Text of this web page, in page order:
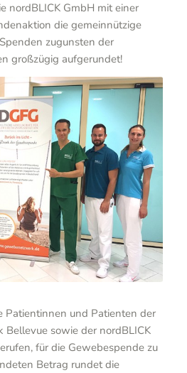
nordBLICK GmbH mit einer
die gemeinnützige
zugunsten der
großzügig aufgerundet!
Holland (3. von
Leiter der
Bellevue,
die Spendenaktion
ins Licht“
Patientinnen und Patienten der
Bellevue sowie der nordBLICK
für die Gewebespende zu
Betrag rundet die